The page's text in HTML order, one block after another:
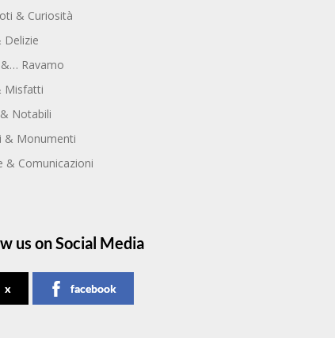
& Curiosità
Delizie
Ravamo
Misfatti
Notabili
& Monumenti
& Comunicazioni
us on Social Media
x facebook